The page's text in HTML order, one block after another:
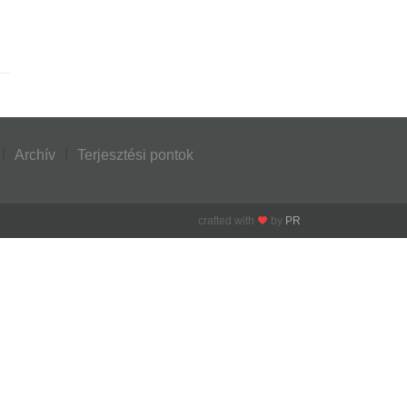
Archív Terjesztési pontok
crafted with by PR